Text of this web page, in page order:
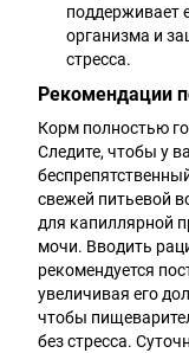
поддерживает
организма и
стресса.
Рекомендации
Корм полностью
Следите, чтобы у
свежей питьевой
для капиллярной
мочи. Вводить
рекомендуется
увеличивая его
чтобы
без стресса.